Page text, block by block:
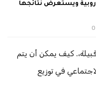
ويستعرض نتائجها
كيف يمكن أن يتم
في توزيع